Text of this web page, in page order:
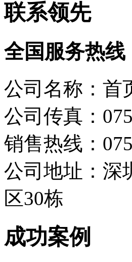
联系领先
全国服务热线
公司名称：首
公司传真：
销售热线：
公司地址：深
区30栋
成功案例